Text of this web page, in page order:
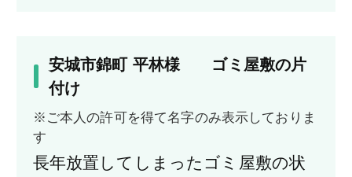
安城市錦町 平林様 ゴミ屋敷の片
付け
※ご本人の許可を得て名字のみ表示しておりま
す
長年放置してしまったゴミ屋敷の状